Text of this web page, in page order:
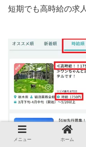
短期でも高時給の求
メニュー ホーム